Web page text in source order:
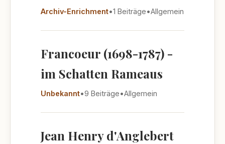
Archiv-Enrichment•1 Beiträge•Allgemein
Francoeur (1698-1787) -
im Schatten Rameaus
Unbekannt•9 Beiträge•Allgemein
Jean Henry d'Anglebert